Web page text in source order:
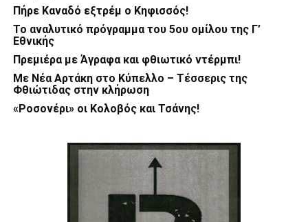
Πήρε Καναδό εξτρέμ ο Κηφισσός!
Το αναλυτικό πρόγραμμα του 5ου ομίλου της Γ’
Εθνικής
Πρεμιέρα με Άγραφα και φθιωτικό ντέρμπι!
Με Νέα Αρτάκη στο Κύπελλο – Τέσσερις της
Φθιώτιδας στην κλήρωση
«Ροσονέρι» οι Κολοβός και Τσάνης!